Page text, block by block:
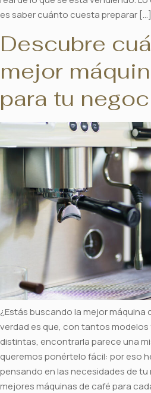
es saber cuánto cuesta preparar […]
Descubre
mejor
para tu
¿Estás buscando la mejor máquina
verdad es que, con tantos
distintas, encontrarla parece una
queremos ponértelo fácil: por eso
pensando en las necesidades de
mejores máquinas de café para